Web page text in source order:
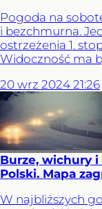
Pogoda na
i bezchmurna.
ostrzeżenia 1.
Widoczność ma
20 wrz 2024 21:26
Burze, wichury i
Polski. Mapa
W najbliższych